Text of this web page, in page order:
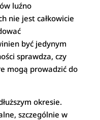
luźno
nie jest całkowicie
być jedynym
sprawdza, czy
mogą prowadzić do
okresie.
szczególnie w